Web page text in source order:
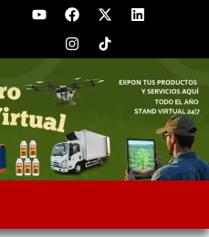
Y
o
b
e
F
a
c
e
o
o
k
X
-
t
w
t
L
i
d
n
I
n
s
t
g
r
a